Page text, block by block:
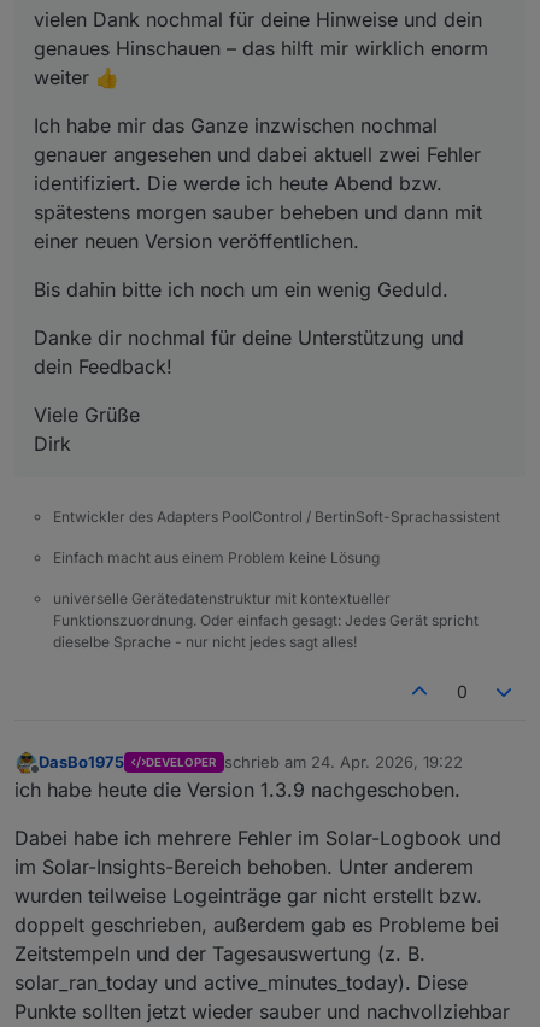
Calculation
Debug
vielen Dank nochmal für deine Hinweise und dein
genaues Hinschauen – das hilft mir wirklich enorm
weiter 👍
Ich habe mir das Ganze inzwischen nochmal
genauer angesehen und dabei aktuell zwei Fehler
identifiziert. Die werde ich heute Abend bzw.
spätestens morgen sauber beheben und dann mit
einer neuen Version veröffentlichen.
Bis dahin bitte ich noch um ein wenig Geduld.
Danke dir nochmal für deine Unterstützung und
dein Feedback!
Viele Grüße
Dirk
Entwickler des Adapters PoolControl / BertinSoft-Sprachassistent
Einfach macht aus einem Problem keine Lösung
universelle Gerätedatenstruktur mit kontextueller
Funktionszuordnung. Oder einfach gesagt: Jedes Gerät spricht
dieselbe Sprache - nur nicht jedes sagt alles!
0
Offline
DasBo1975 DEVELOPER schrieb am 24. Apr. 2026, 19:22
zuletzt editiert von
ich habe heute die Version 1.3.9 nachgeschoben.
Dabei habe ich mehrere Fehler im Solar-Logbook und
im Solar-Insights-Bereich behoben. Unter anderem
wurden teilweise Logeinträge gar nicht erstellt bzw.
doppelt geschrieben, außerdem gab es Probleme bei
Zeitstempeln und der Tagesauswertung (z. B.
solar_ran_today und active_minutes_today). Diese
Punkte sollten jetzt wieder sauber und nachvollziehbar